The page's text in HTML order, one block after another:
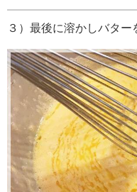
３）最後に溶かしバター